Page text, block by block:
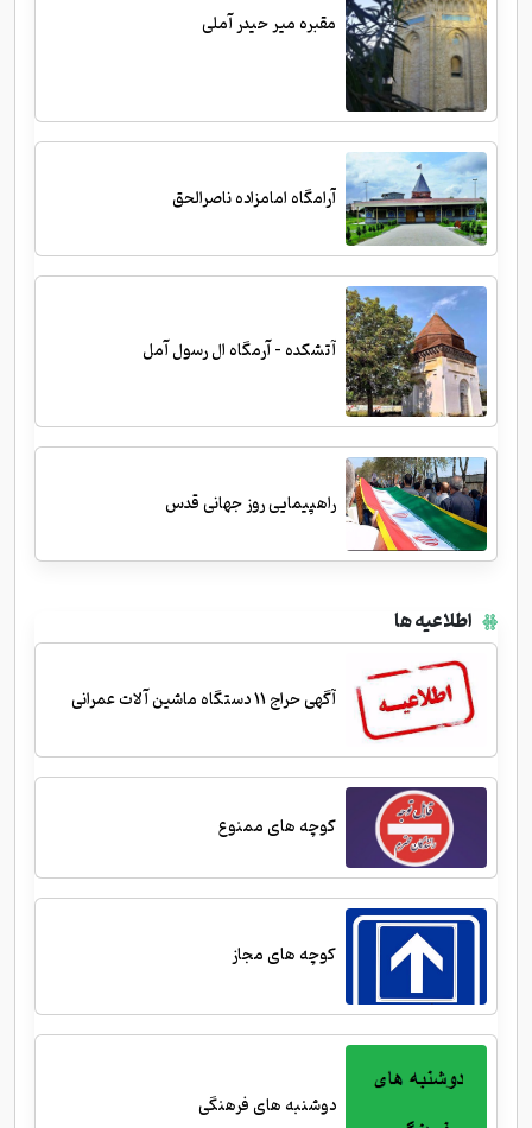
مقبره میر حیدر آملی
آرامگاه امامزاده ناصرالحق
آتشکده - آرمگاه ال رسول آمل
راهپیمایی روز جهانی قدس
اطلاعیه ها
آگهی حراج 11 دستگاه ماشین آلات عمرانی
کوچه های ممنوع
کوچه های مجاز
دوشنبه های فرهنگی